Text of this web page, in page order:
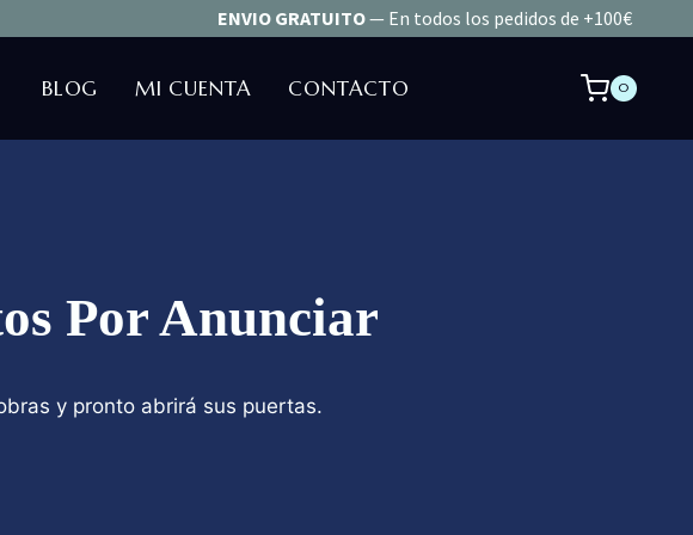
ENVIO GRATUITO— En todos los pedidos de +100€
BLOG MI CUENTA CONTACTO 0
Por Anunciar
y pronto abrirá sus puertas.